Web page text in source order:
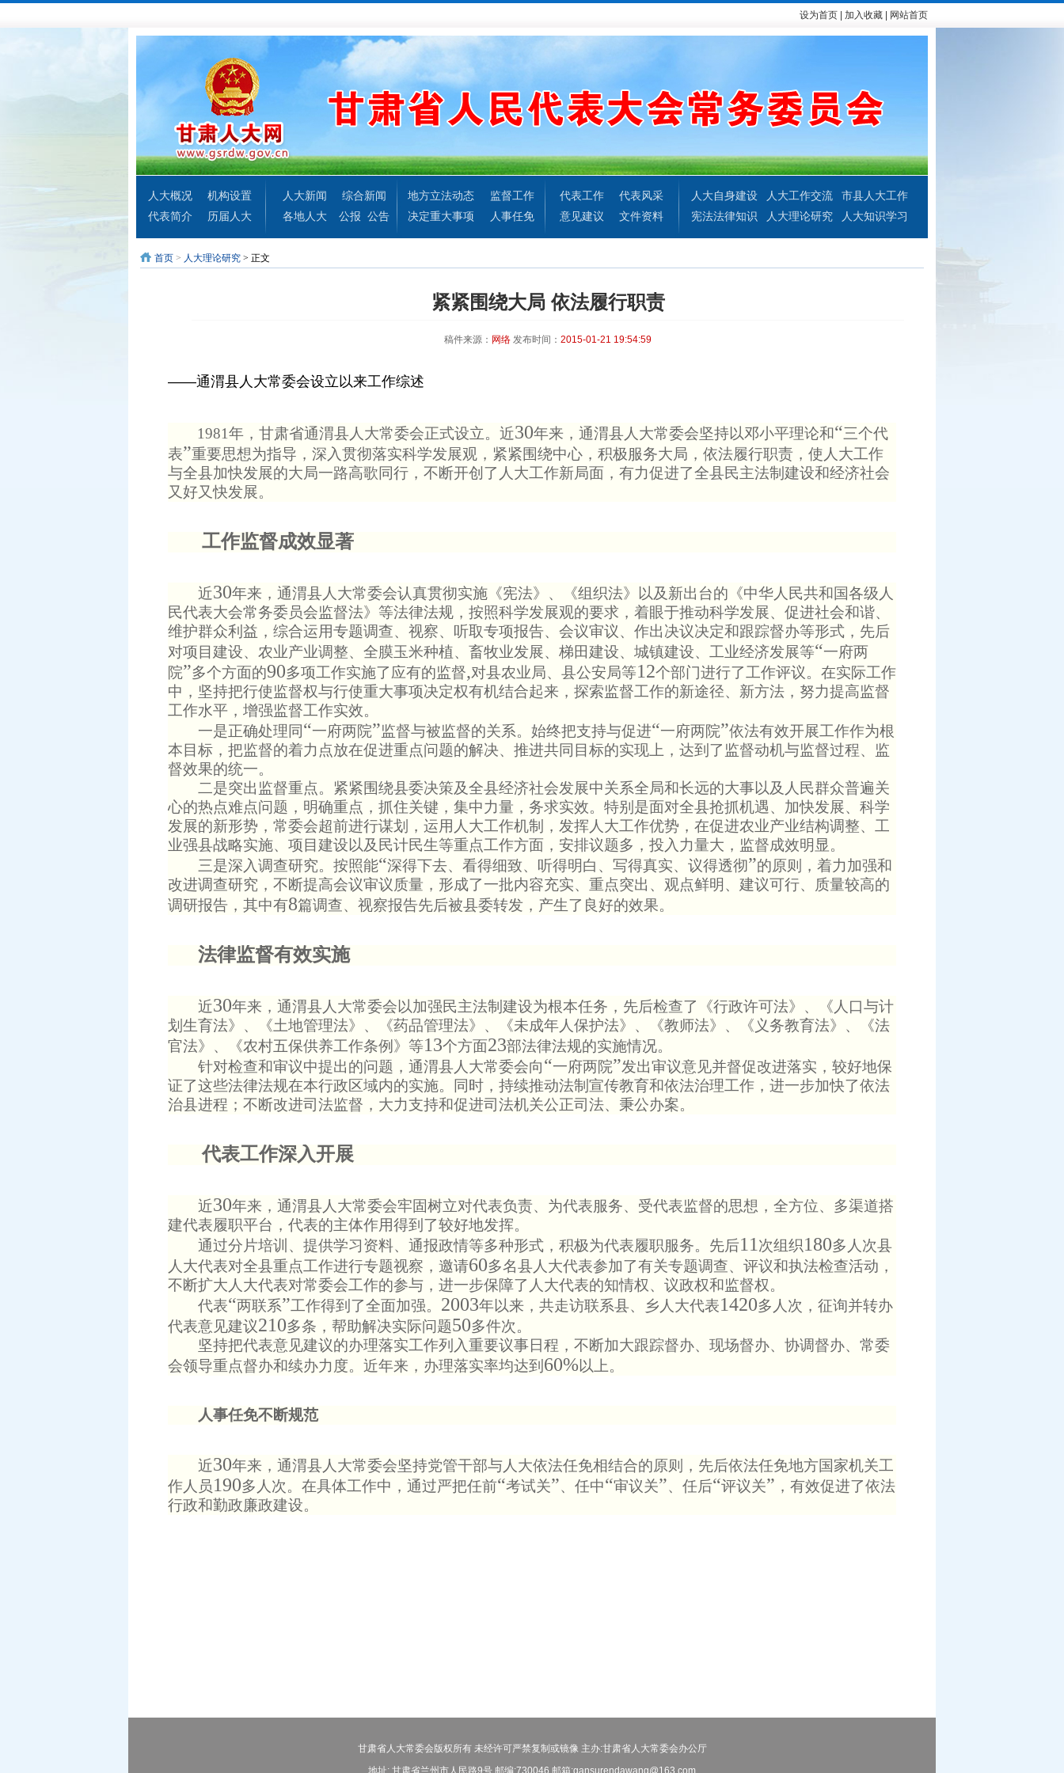
设为首页 加入收藏 网站首页
人大概况
机构设置
代表简介
历届人大
人大新闻
综合新闻
各地人大
公报 公告
地方立法动态
监督工作
决定重大事项
人事任免
代表工作
代表风采
意见建议
文件资料
人大自身建设 人大工作交流
市县人大工作
宪法法律知识
人大理论研究 人大知识学习
首页 > 人大理论研究 > 正文
紧紧围绕大局 依法履行职责
稿件来源： 网络 发布时间： 2015-01-21 19:54:59
——通渭县人大常委会设立以来工作综述
1981年，甘肃省通渭县人大常委会正式设立。近30年来，通渭县人大常委会坚持以邓小平理论和“三个代
表”重要思想为指导，深入贯彻落实科学发展观，紧紧围绕中心，积极服务大局，依法履行职责，使人大工作
与全县加快发展的大局一路高歌同行，不断开创了人大工作新局面，有力促进了全县民主法制建设和经济社会
又好又快发展。
工作监督成效显著
近30年来，通渭县人大常委会认真贯彻实施《宪法》、《组织法》以及新出台的《中华人民共和国各级人
民代表大会常务委员会监督法》等法律法规，按照科学发展观的要求，着眼于推动科学发展、促进社会和谐、
维护群众利益，综合运用专题调查、视察、听取专项报告、会议审议、作出决议决定和跟踪督办等形式，先后
对项目建设、农业产业调整、全膜玉米种植、畜牧业发展、梯田建设、城镇建设、工业经济发展等“一府两
院”多个方面的90多项工作实施了应有的监督,对县农业局、县公安局等12个部门进行了工作评议。在实际工作
中，坚持把行使监督权与行使重大事项决定权有机结合起来，探索监督工作的新途径、新方法，努力提高监督
工作水平，增强监督工作实效。
一是正确处理同“一府两院”监督与被监督的关系。始终把支持与促进“一府两院”依法有效开展工作作为根
本目标，把监督的着力点放在促进重点问题的解决、推进共同目标的实现上，达到了监督动机与监督过程、监
督效果的统一。
二是突出监督重点。紧紧围绕县委决策及全县经济社会发展中关系全局和长远的大事以及人民群众普遍关
心的热点难点问题，明确重点，抓住关键，集中力量，务求实效。特别是面对全县抢抓机遇、加快发展、科学
发展的新形势，常委会超前进行谋划，运用人大工作机制，发挥人大工作优势，在促进农业产业结构调整、工
业强县战略实施、项目建设以及民计民生等重点工作方面，安排议题多，投入力量大，监督成效明显。
三是深入调查研究。按照能“深得下去、看得细致、听得明白、写得真实、议得透彻”的原则，着力加强和
改进调查研究，不断提高会议审议质量，形成了一批内容充实、重点突出、观点鲜明、建议可行、质量较高的
调研报告，其中有8篇调查、视察报告先后被县委转发，产生了良好的效果。
法律监督有效实施
近30年来，通渭县人大常委会以加强民主法制建设为根本任务，先后检查了《行政许可法》、《人口与计
划生育法》、《土地管理法》、《药品管理法》、《未成年人保护法》、《教师法》、《义务教育法》、《法
官法》、《农村五保供养工作条例》等13个方面23部法律法规的实施情况。
针对检查和审议中提出的问题，通渭县人大常委会向“一府两院”发出审议意见并督促改进落实，较好地保
证了这些法律法规在本行政区域内的实施。同时，持续推动法制宣传教育和依法治理工作，进一步加快了依法
治县进程；不断改进司法监督，大力支持和促进司法机关公正司法、秉公办案。
代表工作深入开展
近30年来，通渭县人大常委会牢固树立对代表负责、为代表服务、受代表监督的思想，全方位、多渠道搭
建代表履职平台，代表的主体作用得到了较好地发挥。
通过分片培训、提供学习资料、通报政情等多种形式，积极为代表履职服务。先后11 次组织180多人次县
人大代表对全县重点工作进行专题视察，邀请60多名县人大代表参加了有关专题调查、评议和执法检查活动，
不断扩大人大代表对常委会工作的参与，进一步保障了人大代表的知情权、议政权和监督权。
代表“两联系”工作得到了全面加强。 2003年以来，共走访联系县、乡人大代表1420多人次，征询并转办
代表意见建议210多条，帮助解决实际问题50多件次。
坚持把代表意见建议的办理落实工作列入重要议事日程，不断加大跟踪督办、现场督办、协调督办、常委
会领导重点督办和续办力度。近年来，办理落实率均达到 60%以上。
人事任免不断规范
近30年来，通渭县人大常委会坚持党管干部与人大依法任免相结合的原则，先后依法任免地方国家机关工
作人员190多人次。在具体工作中，通过严把任前“考试关”、任中“审议关”、任后“评议关” ，有效促进了依法
行政和勤政廉政建设。
甘肃省人大常委会版权所有 未经许可严禁复制或镜像 主办:甘肃省人大常委会办公厅
地址: 甘肃省兰州市人民路9号 邮编:730046 邮箱:gansurendawang@163.com